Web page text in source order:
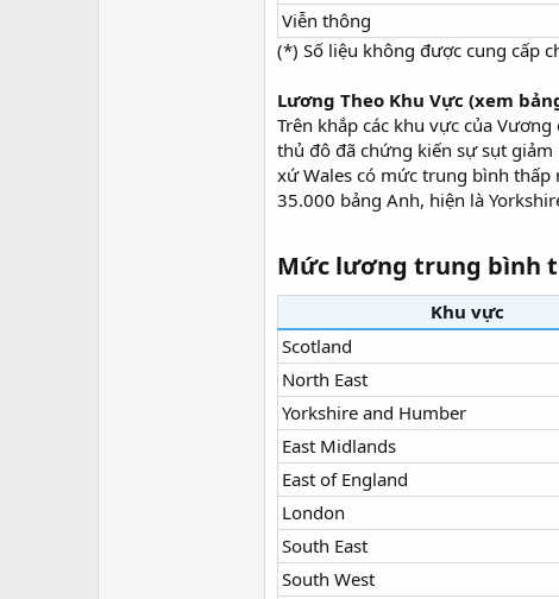
Viễn thông
(*) Số liệu không được cung cấp
Lương Theo Khu Vực (xem
Trên khắp các khu vực của
thủ đô đã chứng kiến sự sụt
xứ Wales có mức trung bình
35.000 bảng Anh, hiện là
Mức lương trung bình
Khu vực
Scotland
North East
Yorkshire and Humber
East Midlands
East of England
London
South East
South West